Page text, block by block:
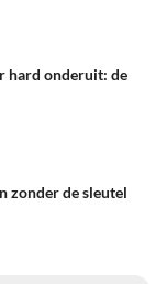
hard onderuit: de
zonder de sleutel